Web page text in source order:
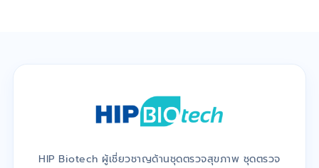
HIP Biotech ผู้เชี่ยวชาญด้านชุดตรวจสุขภาพ ชุดตรวจ